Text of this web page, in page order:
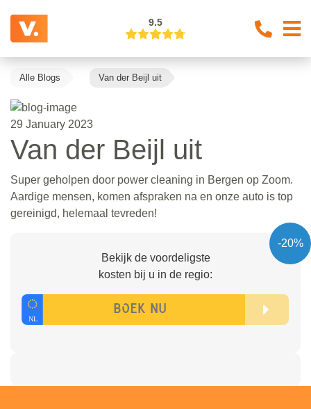
9.5
Alle Blogs Van der Beijl uit
29 January 2023
Van der Beijl uit
Super geholpen door power cleaning in Bergen op Zoom.
Aardige mensen, komen afspraken na en onze auto is top
gereinigd, helemaal tevreden!
-20%
Bekijk de voordeligste
kosten bij u in de regio: